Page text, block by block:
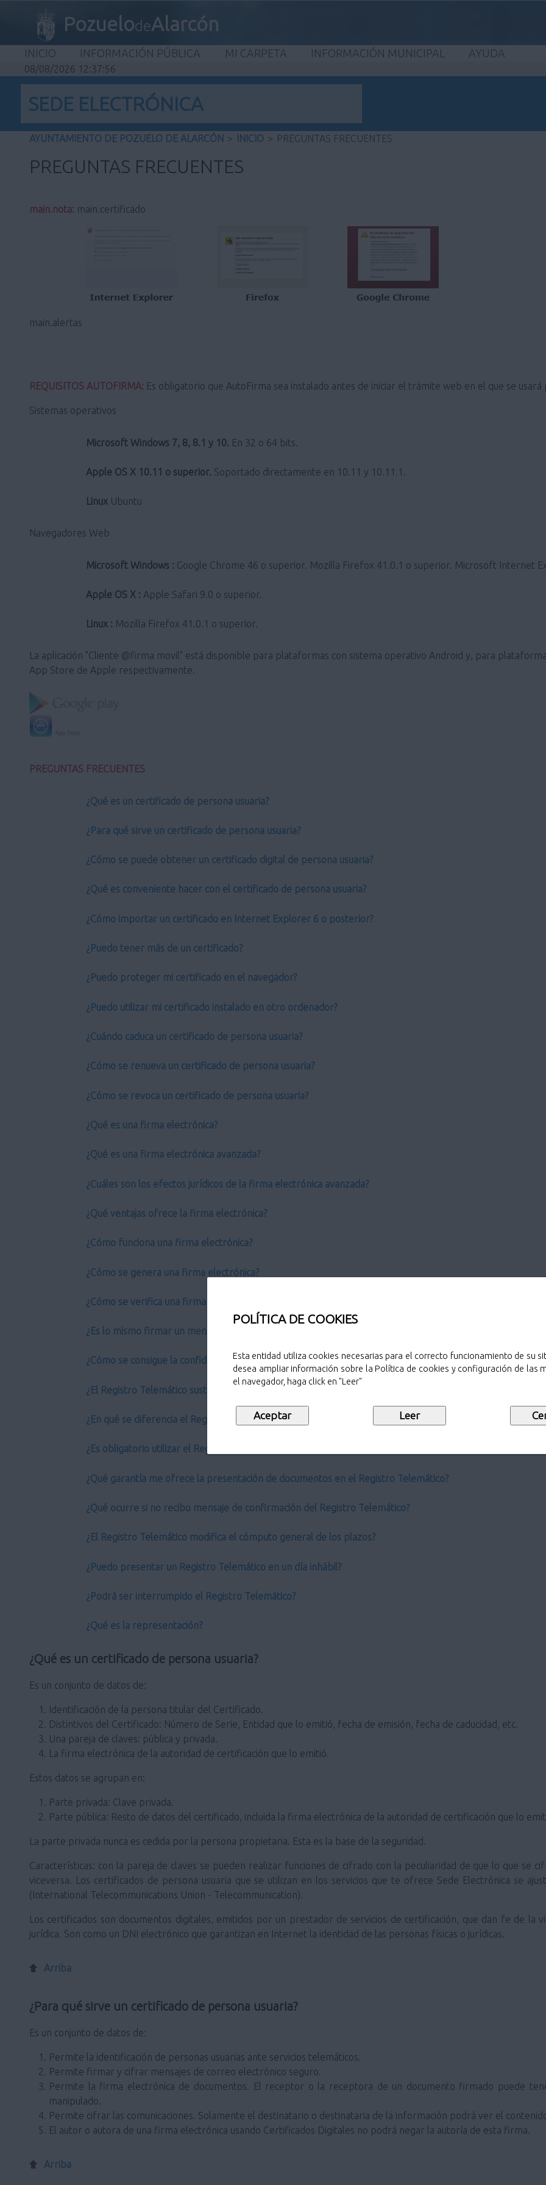
POLÍTICA DE COOKIES
Esta entidad utiliza cookies necesarias para el correcto funcionamiento de su
desea ampliar información sobre la Política de cookies y configuración de las
el navegador, haga click en "Leer"
PozuelodeAlarcón
INICIO INFORMACIÓN PÚBLICA MI CARPETA INFORMACIÓN MUNICIPAL AYUDA
08/08/2026 12:37:57
SEDE ELECTRÓNICA
AYUNTAMIENTO DE POZUELO DE ALARCÓN > INICIO > PREGUNTAS FRECUENTES
PREGUNTAS FRECUENTES
main.nota: main.certificado
main.alertas
REQUISITOS AUTOFIRMA: Es obligatorio que AutoFirma sea instalado antes de iniciar el trámite web en el que se
Sistemas operativos
Microsoft Windows 7, 8, 8.1 y 10. En 32 o 64 bits.
Apple OS X 10.11 o superior. Soportado directamente en 10.11 y 10.11.1.
LinuxUbuntu
Navegadores Web
Microsoft Windows : Google Chrome 46 o superior. Mozilla Firefox 41.0.1 o superior. Microsoft Internet
Apple OS X : Apple Safari 9.0 o superior.
Linux : Mozilla Firefox 41.0.1 o superior.
La aplicación "Cliente @firma movil" está disponible para plataformas con sistema operativo Android y, para
App Store de Apple respectivamente.
PREGUNTAS FRECUENTES
¿Qué es un certificado de persona usuaria?
¿Para qué sirve un certificado de persona usuaria?
¿Cómo se puede obtener un certificado digital de persona usuaria?
¿Qué es conveniente hacer con el certificado de persona usuaria?
¿Cómo importar un certificado en Internet Explorer 6 o posterior?
¿Puedo tener más de un certificado?
¿Puedo proteger mi certificado en el navegador?
¿Puedo utilizar mi certificado instalado en otro ordenador?
¿Cuándo caduca un certificado de persona usuaria?
¿Cómo se renueva un certificado de persona usuaria?
¿Cómo se revoca un certificado de persona usuaria?
¿Qué es una firma electrónica?
¿Qué es una firma electrónica avanzada?
¿Cuáles son los efectos jurídicos de la firma electrónica avanzada?
¿Qué ventajas ofrece la firma electrónica?
¿Cómo funciona una firma electrónica?
¿Cómo se genera una firma electrónica?
¿Cómo se verifica una firma electrónica?
¿Es lo mismo firmar un mensaje que cifrarlo?
¿Cómo se consigue la confidencialidad?
¿El Registro Telemático sustituye al Registro General?
¿En qué se diferencia el Registro Telemático de los Registros administrativos tradicionales?
¿Es obligatorio utilizar el Registro Telemático?
¿Qué garantía me ofrece la presentación de documentos en el Registro Telemático?
¿Qué ocurre si no recibo mensaje de confirmación del Registro Telemático?
¿El Registro Telemático modifica el cómputo general de los plazos?
¿Puedo presentar un Registro Telemático en un día inhábil?
¿Podrá ser interrumpido el Registro Telemático?
¿Qué es la representación?
¿Qué es un certificado de persona usuaria?
Es un conjunto de datos de:
Identificación de la persona titular del Certificado.
Distintivos del Certificado: Número de Serie, Entidad que lo emitió, fecha de emisión, fecha de caducidad, etc.
Una pareja de claves: pública y privada.
La firma electrónica de la autoridad de certificación que lo emitió.
Estos datos se agrupan en:
Parte privada: Clave privada.
Parte pública: Resto de datos del certificado, incluida la firma electrónica de la autoridad de certificación que lo
La parte privada nunca es cedida por la persona propietaria. Esta es la base de la seguridad.
Características: con la pareja de claves se pueden realizar funciones de cifrado con la peculiaridad de que lo que se
viceversa. Los certificados de persona usuaria que se utilizan en los servicios que te ofrece Sede Electrónica se
(International Telecommunications Union - Telecommunication).
Los certificados son documentos digitales, emitidos por un prestador de servicios de certificación, que dan fe de la
jurídica. Son como un DNI electrónico que garantizan en Internet la identidad de las personas físicas o jurídicas.
Arriba
¿Para qué sirve un certificado de persona usuaria?
Es un conjunto de datos de:
Permite la identificación de personas usuarias ante servicios telemáticos.
Permite firmar y cifrar mensajes de correo electrónico seguro.
Permite la firma electrónica de documentos. El receptor o la receptora de un documento firmado puede
manipulado.
Permite cifrar las comunicaciones. Solamente el destinatario o destinataria de la información podrá ver el
El autor o autora de una firma electrónica usando Certificados Digitales no podrá negar la autoría de esta firma.
Arriba